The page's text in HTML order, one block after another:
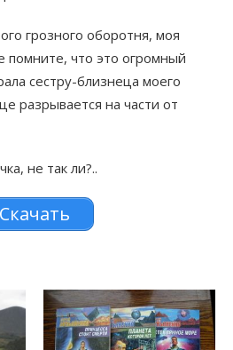
грозного оборотня, моя
помните, что это огромный
сестру-близнеца моего
разрывается на части от
не так ли?..
Скачать